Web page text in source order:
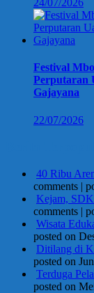
24/07/2026
Festival
Perputaran
Gajayana
22/07/2026
40 Ribu
comments |
Kejam,
comments |
Wisata
posted on
Ditilang di
posted on
Terduga
posted on